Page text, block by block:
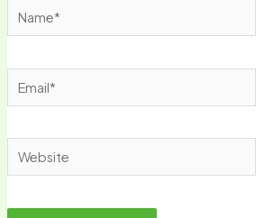
Name*
Email*
Website